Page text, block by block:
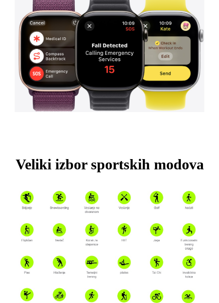
Veliki izbor sportskih modova